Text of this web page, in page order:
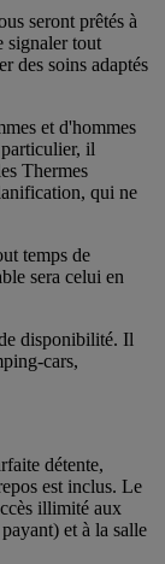
seront prêtés à
signaler tout
des soins adaptés
et d'hommes
il
Thermes
qui ne
temps de
sera celui en
disponibilité. Il
cars,
détente,
est inclus. Le
illimité aux
et à la salle